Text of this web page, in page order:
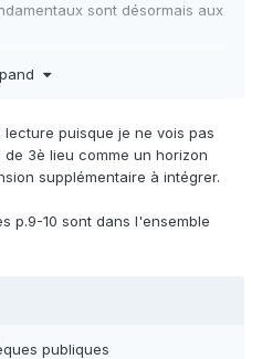
sont désormais aux
s’approprier :
d’appartenance à un
construisent la richesse
nouvelles expériences
avec les autres
de par le bien-être qu’il
puisque je ne vois pas
3è lieu comme un horizon
supplémentaire à intégrer.
p.9-10 sont dans l'ensemble
publiques